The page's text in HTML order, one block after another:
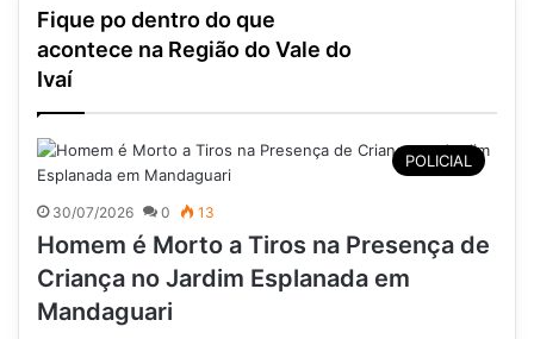
Fique po dentro do que
acontece na Região do Vale do
Ivaí
POLICIAL
30/07/2026 0 13
Homem é Morto a Tiros na Presença de
Criança no Jardim Esplanada em
Mandaguari